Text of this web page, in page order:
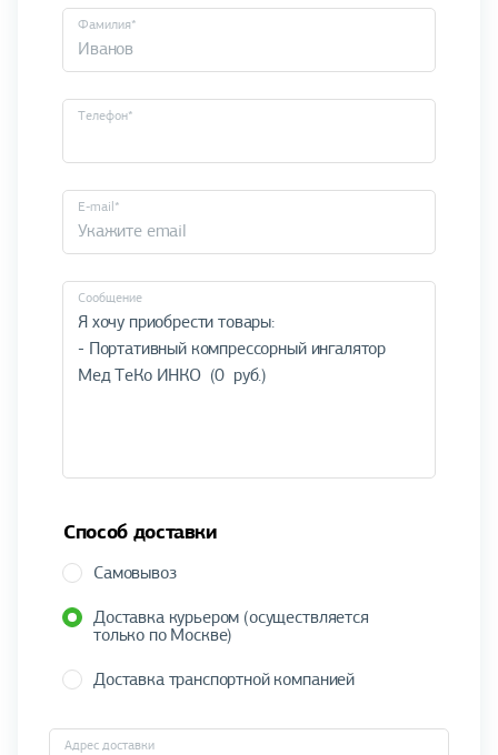
Фамилия*
Телефон*
E-mail*
Cообщение
Способ доставки
Самовывоз
Доставка курьером (осуществляется
только по Москве)
Доставка транспортной компанией
Адрес доставки